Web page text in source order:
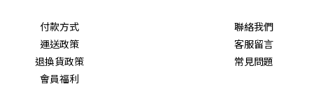
付款方式
運送政策
退換貨政策
會員福利
聯絡我們
客服留言
常見問題